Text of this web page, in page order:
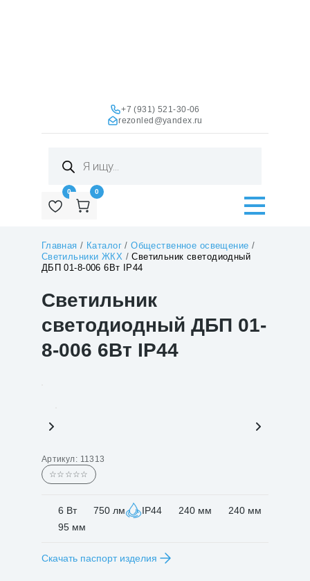
+7 (931) 521-30-06
rezonled@yandex.ru
товаров
0 0
Главная / Каталог/Общественное освещение /
Светильники ЖКХ /Светильник светодиодный
ДБП 01-8-006 6Вт IP44
Светильник
светодиодный ДБП 01-
8-006 6Вт IP44
Артикул: 11313
☆☆☆☆☆
6 Вт 750 лм IP44 240 мм
240 мм
95 мм
Скачать паспорт изделия